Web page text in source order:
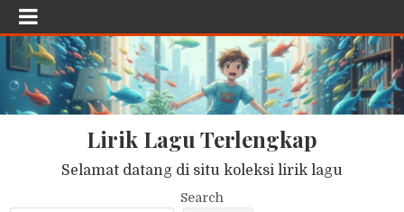
Lirik Lagu Terlengkap
Selamat datang di situ koleksi lirik lagu
Search